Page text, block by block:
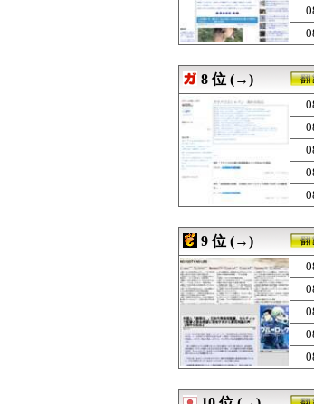
08/09 11:05
08/09 11:00
08/09 10:42
08/09 10:30
08/09 10:01
08/09 10:00
08/09 09:58
08/09 09:35
08/09 09:32
08/09 09:31
08/09 09:25
08/09 09:19
08/09 09:03
08/09 09:00
08/09 09:00
08/09 09:00
08/09 09:00
08/09 08:26
08/09 08:00
08/09 08:00
08/09 07:46
08/09 07:22
8 位 (→)
9 位 (→)